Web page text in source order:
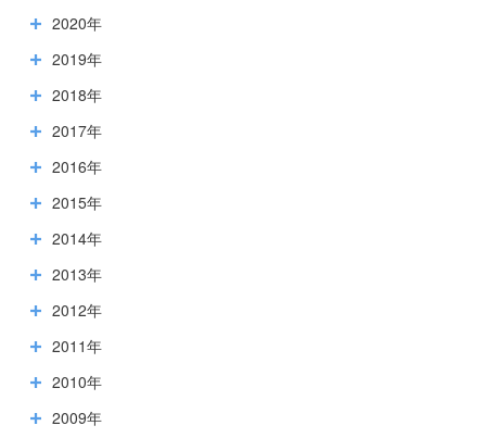
2020年
2019年
2018年
2017年
2016年
2015年
2014年
2013年
2012年
2011年
2010年
2009年